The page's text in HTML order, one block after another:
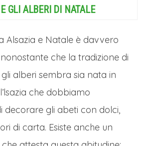
centro storico ben
e il famoso Kapellbrücke.
natalizio, la città si
grazie ai mercatini di Natale
una magica atmosfera
Il principale mercatino, il
Weihnachtsmarkt", si trova
dominato da un
GLI ALBERI DI NATALE
Alsazia e Natale è davvero
che la tradizione di
alberi sembra sia nata in
che dobbiamo
decorare gli abeti con dolci,
di carta. Esiste anche un